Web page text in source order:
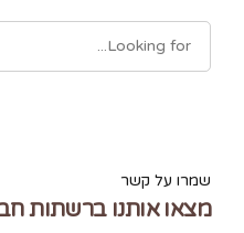
שמרו על קשר
מצאו אותנו ברשתות